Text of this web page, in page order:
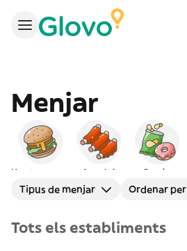
Menjar
Americà Snacks
Tipus de menjar Ordenar per
Tots els establiments